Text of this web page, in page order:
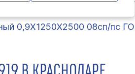
0,9Х1250Х2500 08сп/пс
В КРАСНОДАРЕ